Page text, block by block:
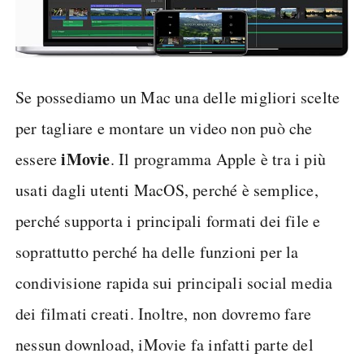
Se possediamo un Mac una delle migliori scelte
per tagliare e montare un video non può che
essereiMovie. Il programma Apple è tra i più
usati dagli utenti MacOS, perché è semplice,
perché supporta i principali formati dei file e
soprattutto perché ha delle funzioni per la
condivisione rapida sui principali social media
dei filmati creati. Inoltre, non dovremo fare
nessun download, iMovie fa infatti parte del